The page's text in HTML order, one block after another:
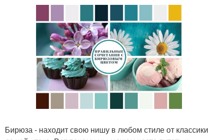
Бирюза - находит свою нишу в любом стиле от классики